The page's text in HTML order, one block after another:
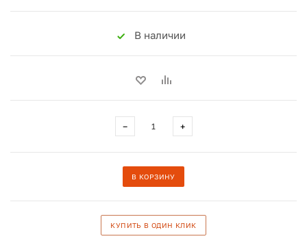
В наличии
− +
В КОРЗИНУ
КУПИТЬ В ОДИН КЛИК